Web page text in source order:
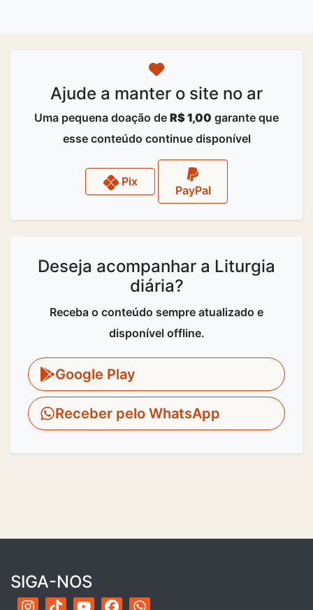
Ajude a manter o site no ar
Uma pequena doação de R$ 1,00 garante que
esse conteúdo continue disponível
Pix
PayPal
Deseja acompanhar a Liturgia
diária?
Receba o conteúdo sempre atualizado e
disponível offline.
Google Play
Receber pelo WhatsApp
SIGA-NOS